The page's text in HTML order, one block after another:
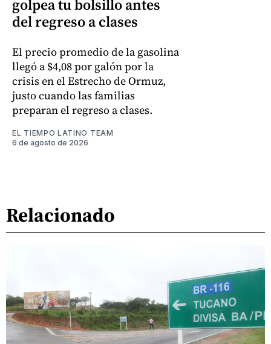
golpea tu bolsillo antes
del regreso a clases
El precio promedio de la gasolina
llegó a $4,08 por galón por la
crisis en el Estrecho de Ormuz,
justo cuando las familias
preparan el regreso a clases.
EL TIEMPO LATINO TEAM
6 de agosto de 2026
Relacionado